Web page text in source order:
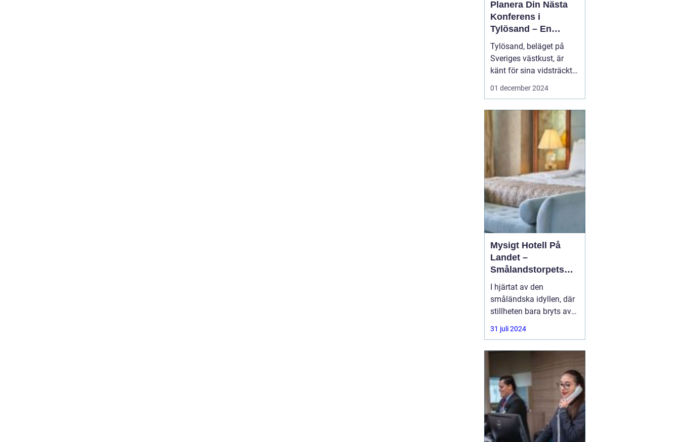
Planera Din Nästa
Konferens i
Tylösand – En
Oslagbar
Upplevelse
Tylösand, beläget på
Sveriges västkust, är
känt för sina vidsträckta
stränder, idylliska natur
semesterfirare. Men
bortom sanddynerna
och det friska
01 december 2024
Mysigt Hotell På
Landet –
Smålandstorpets
Enchanted Retreat
I hjärtat av den
småländska idyllen, där
stillheten bara bryts av
den harmoniska sången
från skogens djur, hittar
31 juli 2024